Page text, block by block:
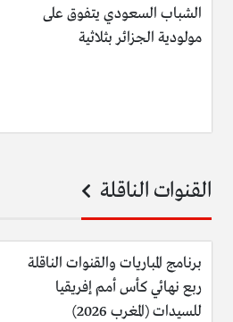
الشباب السعودي يتفوق على
مولودية الجزائر بثلاثية
القنوات الناقلة
برنامج المباريات والقنوات الناقلة
ربع نهائي كأس أمم إفريقيا
للسيدات (المغرب 2026)